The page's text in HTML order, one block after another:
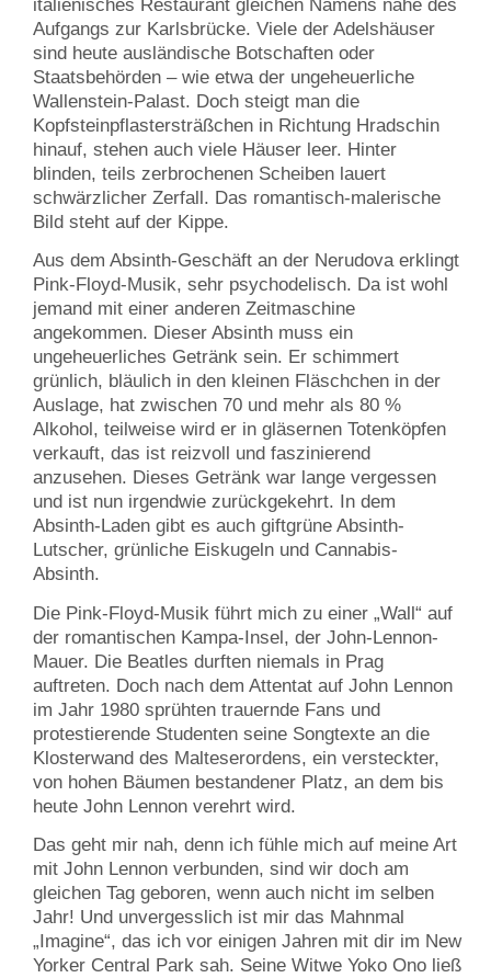
italienisches Restaurant gleichen Namens nahe des
Aufgangs zur Karlsbrücke. Viele der Adelshäuser
sind heute ausländische Botschaften oder
Staatsbehörden – wie etwa der ungeheuerliche
Wallenstein-Palast. Doch steigt man die
Kopfsteinpflastersträßchen in Richtung Hradschin
hinauf, stehen auch viele Häuser leer. Hinter
blinden, teils zerbrochenen Scheiben lauert
schwärzlicher Zerfall. Das romantisch-malerische
Bild steht auf der Kippe.
Aus dem Absinth-Geschäft an der Nerudova erklingt
Pink-Floyd-Musik, sehr psychodelisch. Da ist wohl
jemand mit einer anderen Zeitmaschine
angekommen. Dieser Absinth muss ein
ungeheuerliches Getränk sein. Er schimmert
grünlich, bläulich in den kleinen Fläschchen in der
Auslage, hat zwischen 70 und mehr als 80 %
Alkohol, teilweise wird er in gläsernen Totenköpfen
verkauft, das ist reizvoll und faszinierend
anzusehen. Dieses Getränk war lange vergessen
und ist nun irgendwie zurückgekehrt. In dem
Absinth-Laden gibt es auch giftgrüne Absinth-
Lutscher, grünliche Eiskugeln und Cannabis-
Absinth.
Die Pink-Floyd-Musik führt mich zu einer „Wall“ auf
der romantischen Kampa-Insel, der John-Lennon-
Mauer. Die Beatles durften niemals in Prag
auftreten. Doch nach dem Attentat auf John Lennon
im Jahr 1980 sprühten trauernde Fans und
protestierende Studenten seine Songtexte an die
Klosterwand des Malteserordens, ein versteckter,
von hohen Bäumen bestandener Platz, an dem bis
heute John Lennon verehrt wird.
Das geht mir nah, denn ich fühle mich auf meine Art
mit John Lennon verbunden, sind wir doch am
gleichen Tag geboren, wenn auch nicht im selben
Jahr! Und unvergesslich ist mir das Mahnmal
„Imagine“, das ich vor einigen Jahren mit dir im New
Yorker Central Park sah. Seine Witwe Yoko Ono ließ